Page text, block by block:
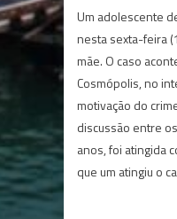
Um adolescente
nesta sexta-feira
mãe. O caso
Cosmópolis, no
motivação do
discussão entre
anos, foi atingida
que um atingiu o